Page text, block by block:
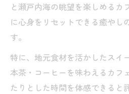
と瀬戸内海の眺望を楽しめるカ
に心身をリセットできる癒やし
す。
特に、地元食材を活かしたスイ
本茶・コーヒーを味わえるカフ
たりとした時間を体感できると